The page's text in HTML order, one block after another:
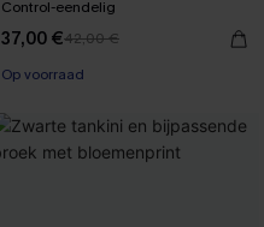
Control-eendelig
37,00 €42,00 €
【AG18】2 met 10% korting
Op voorraad